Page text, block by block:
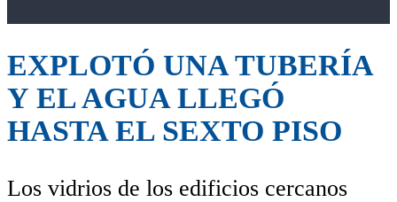
EXPLOTÓ UNA TUBERÍA
Y EL AGUA LLEGÓ
HASTA EL SEXTO PISO
Los vidrios de los edificios cercanos